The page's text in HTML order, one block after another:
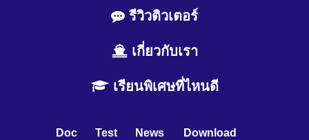
รีวิวติวเตอร์
เกี่ยวกับเรา
เรียนพิเศษที่ไหนดี
Doc Test News Download